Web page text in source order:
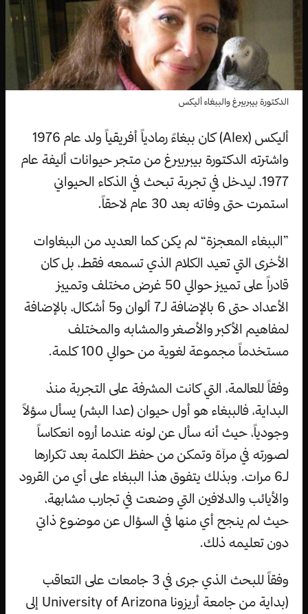
الدكتورة بيبربيرغ والببغاء أليكس
أليكس (Alex) كان ببغاءً رمادياً أفريقياً ولد عام 1976
واشترته الدكتورة بيبربيرغ من متجر حيوانات أليفة عام
1977، ليدخل في تجربة تبحث في الذكاء الحيواني
استمرت حتى وفاته بعد 30 عام لاحقاً.
”الببغاء المعجزة“ لم يكن كما العديد من الببغاوات
الأخرى التي تعيد الكلام الذي تسمعه فقط، بل كان
قادراً على تمييز حوالي 50 غرض مختلف وتمييز
الأعداد حتى 6 بالإضافة لـ7 ألوان و5 أشكال، بالإضافة
لمفاهيم الأكبر والأصغر والمشابه والمختلف
مستخدماً مجموعة لغوية من حوالي 100 كلمة.
وفقاً للعالمة، التي كانت المشرفة على التجربة منذ
البداية، فالببغاء هو أول حيوان (عدا البشر) يسأل سؤلاً
وجودياً، حيث أنه سأل عن لونه عندما أروه انعكاساً
لصورته في مرآة وتمكن من حفظ الكلمة بعد تكرارها
لـ6 مرات. وبذلك يتفوق هذا الببغاء على أي من القرود
والأيائب والدلافين التي وضعت في تجارب مشابهة،
حيث لم ينجح أي منها في السؤال عن موضوع ذاتي
دون تعليمه ذلك.
وفقاً للبحث الذي جرى في 3 جامعات على التعاقب
(بداية من جامعة أريزونا University of Arizona إلى